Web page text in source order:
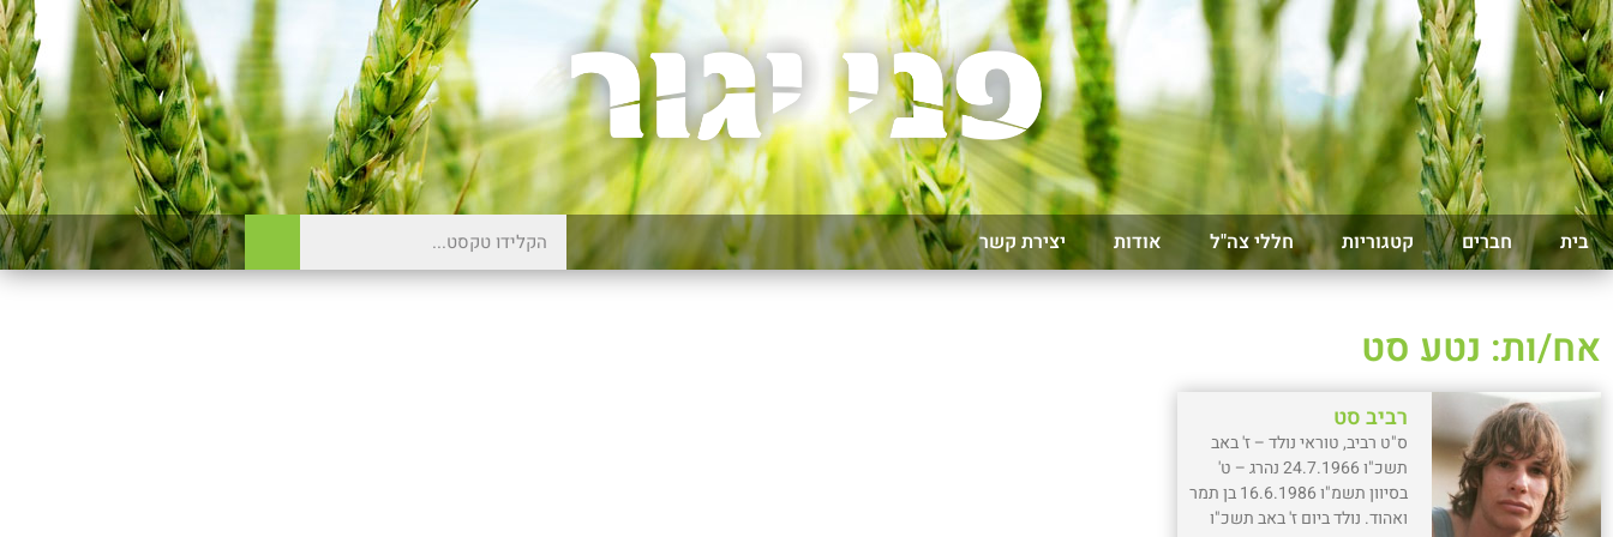
בית חברים קטגוריות חללי צה"ל אודות יצירת קשר
אח/ות: נטע סט
רביב סט
ס"ט רביב, טוראי נולד – ז' באב
תשכ"ו 24.7.1966 נהרג – ט'
בסיוון תשמ"ו 16.6.1986 בן תמר
ואהוד. נולד ביום ז' באב תשכ"ו